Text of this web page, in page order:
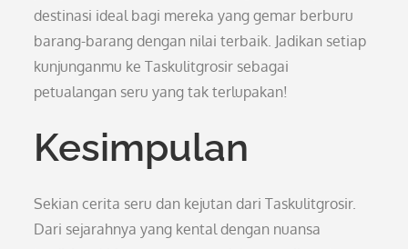
destinasi ideal bagi mereka yang gemar berburu
barang-barang dengan nilai terbaik. Jadikan setiap
kunjunganmu ke Taskulitgrosir sebagai
petualangan seru yang tak terlupakan!
Kesimpulan
Sekian cerita seru dan kejutan dari Taskulitgrosir.
Dari sejarahnya yang kental dengan nuansa